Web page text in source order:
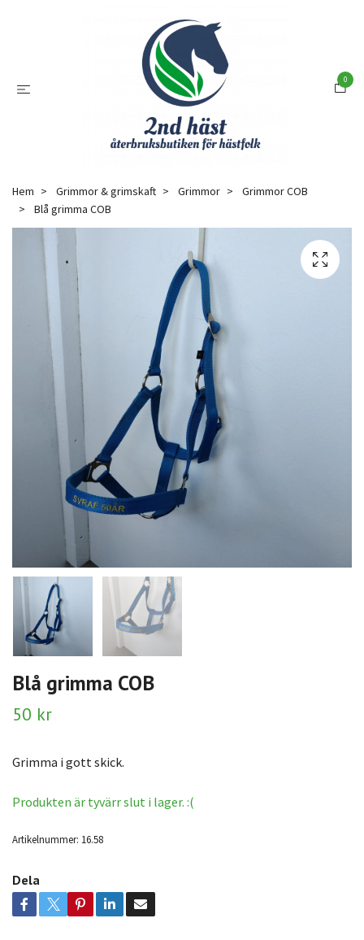
0
Hem Grimmor & grimskaft Grimmor
Grimmor COB
Blå grimma COB
Blå grimma COB
50 kr
Grimma i gott skick.
Produkten är tyvärr slut i lager. :(
Artikelnummer: 16.58
Dela